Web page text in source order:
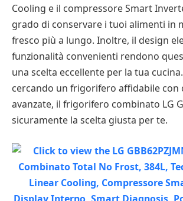
Cooling e il compressore Smart
grado di conservare i tuoi alimenti in
fresco più a lungo. Inoltre, il design
funzionalità convenienti rendono
una scelta eccellente per la tua
cercando un frigorifero affidabile con
avanzate, il frigorifero combinato LG
sicuramente la scelta giusta per te.